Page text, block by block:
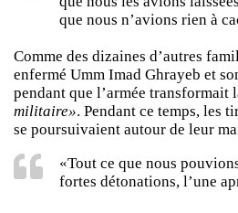
que nous n’avions rien à
Comme des dizaines d’autres
enfermé Umm Imad Ghrayeb et
pendant que l’armée transformait
militaire». Pendant ce temps, les
se poursuivaient autour de leur
«Tout ce que nous
fortes détonations, l’une